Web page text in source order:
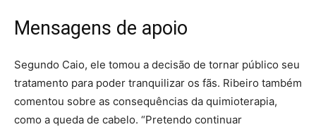
Mensagens de apoio
Segundo Caio, ele tomou a decisão de tornar público seu
tratamento para poder tranquilizar os fãs. Ribeiro também
comentou sobre as consequências da quimioterapia,
como a queda de cabelo. “Pretendo continuar